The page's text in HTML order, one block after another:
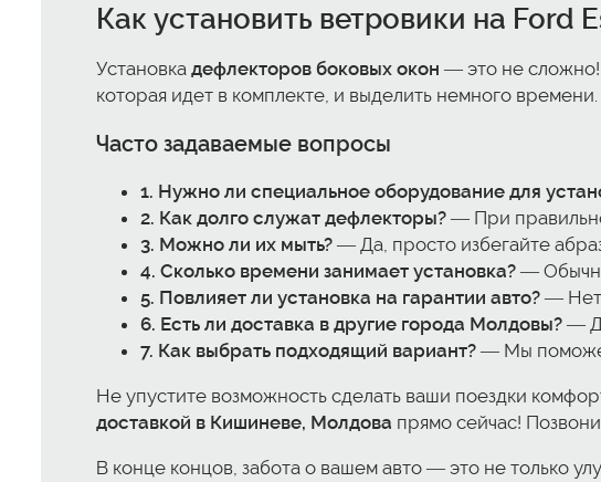
Как установить ветровики на Ford
Установка дефлекторов боковых окон — это не сложно!
которая идет в комплекте, и выделить немного времени.
Часто задаваемые вопросы
1. Нужно ли специальное оборудование для
2. Как долго служат дефлекторы? — При
3. Можно ли их мыть? — Да, просто избегайте
4. Сколько времени занимает установка? —
5. Повлияет ли установка на гарантии авто? —
6. Есть ли доставка в другие города Молдовы? —
7. Как выбрать подходящий вариант? — Мы
Не упустите возможность сделать ваши поездки
доставкой в Кишиневе, Молдова прямо сейчас!
В конце концов, забота о вашем авто — это не только